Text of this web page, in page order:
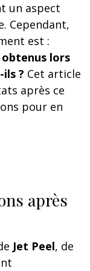
un aspect
Cependant,
est :
lors
? Cet article
après ce
pour en
après
Jet Peel, de